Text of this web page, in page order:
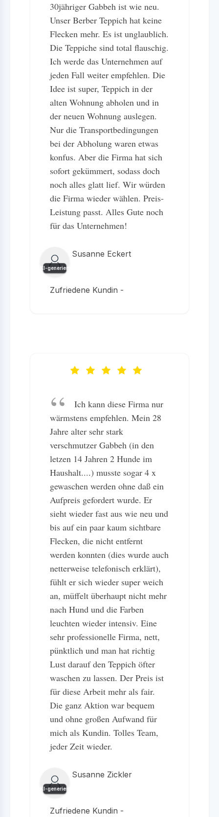
30jähriger Gabbeh ist wie neu.
Unser Berber Teppich hat keine
Flecken mehr. Es ist unglaublich.
Die Teppiche sind total flauschig.
Ich werde das Unternehmen auf
jeden Fall weiter empfehlen. Die
Idee ist super, Teppich in der
alten Wohnung abholen und in
der neuen Wohnung auslegen.
Nur die Transportbedingungen
bei der Abholung waren etwas
konfus. Aber die Firma hat sich
sofort gekümmert, sodass doch
noch alles glatt lief. Wir würden
die Firma wieder wählen. Preis-
Leistung passt. Alles Gute noch
für das Unternehmen!
KI-generiert
Susanne Eckert
Zufriedene Kundin -
Ich kann diese Firma nur
wärmstens empfehlen. Mein 28
Jahre alter sehr stark
verschmutzer Gabbeh (in den
letzen 14 Jahren 2 Hunde im
Haushalt....) musste sogar 4 x
gewaschen werden ohne daß ein
Aufpreis gefordert wurde. Er
sieht wieder fast aus wie neu und
bis auf ein paar kaum sichtbare
Flecken, die nicht entfernt
werden konnten (dies wurde auch
netterweise telefonisch erklärt),
fühlt er sich wieder super weich
an, müffelt überhaupt nicht mehr
nach Hund und die Farben
leuchten wieder intensiv. Eine
sehr professionelle Firma, nett,
pünktlich und man hat richtig
Lust darauf den Teppich öfter
waschen zu lassen. Der Preis ist
für diese Arbeit mehr als fair.
Die ganz Aktion war bequem
und ohne großen Aufwand für
mich als Kundin. Tolles Team,
jeder Zeit wieder.
KI-generiert
Susanne Zickler
Zufriedene Kundin -